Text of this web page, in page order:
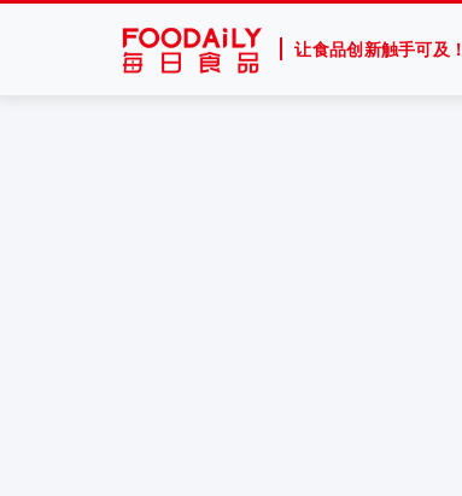
让食品创新触手可及！